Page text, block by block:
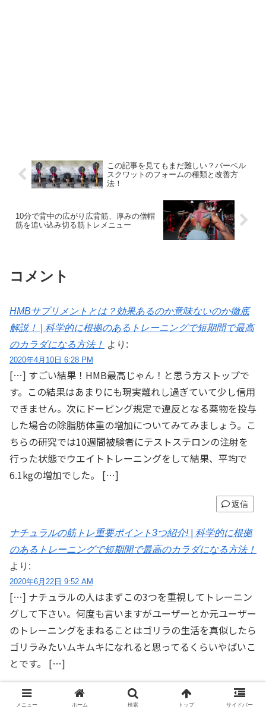
この記事を見てもまだ難しい？バーベル
スクワットのフォームの種類と改善方
法！
10分で背中の広がり広背筋、厚みの僧帽
筋を追い込み切る筋トレメニュー
コメント
HMBサプリメントとは？効果あるのか意味ないのか徹底
解説！ | 科学的に根拠のあるトレーニングで短期間で最高
のカラダになる方法！ より:
2020年4月10日 6:28 PM
[…] すごい結果！HMB最高じゃん！と思う方ストップで
す。この結果はあまりにも現実離れし過ぎていて少し信用
できません。次にドーピング規定で違反となる薬物を投与
した場合の除脂肪体重の増加についてみてみましょう。こ
ちらの研究では10週間被験者にテストステロンの注射を
行った状態でウエイトトレーニングをして結果、平均で
6.1kgの増加でした。 […]
返信
ナチュラルの筋トレ重要ポイント3つ紹介! | 科学的に根拠
のあるトレーニングで短期間で最高のカラダになる方法！
より:
2020年6月22日 9:52 AM
[…] ナチュラルの人はまずこの3つを重視してトレーニン
グして下さい。何度も言いますがユーザーとか元ユーザー
のトレーニングをまねることはゴリラの生活を真似したら
ゴリラみたいムキムキになれると思ってるくらいやばいこ
とです。 […]
返信
メニュー ホーム 検索 トップ サイドバー